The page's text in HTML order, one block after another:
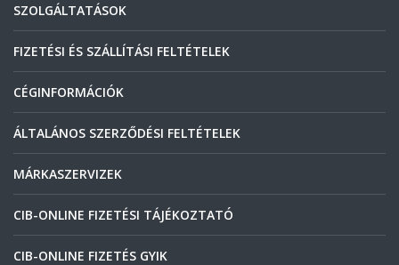
SZOLGÁLTATÁSOK
FIZETÉSI ÉS SZÁLLÍTÁSI FELTÉTELEK
CÉGINFORMÁCIÓK
ÁLTALÁNOS SZERZŐDÉSI FELTÉTELEK
MÁRKASZERVIZEK
CIB-ONLINE FIZETÉSI TÁJÉKOZTATÓ
CIB-ONLINE FIZETÉS GYIK